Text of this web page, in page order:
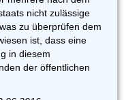
nicht zulässige
zu überprüfen dem
ist, dass eine
in diesem
der öffentlichen